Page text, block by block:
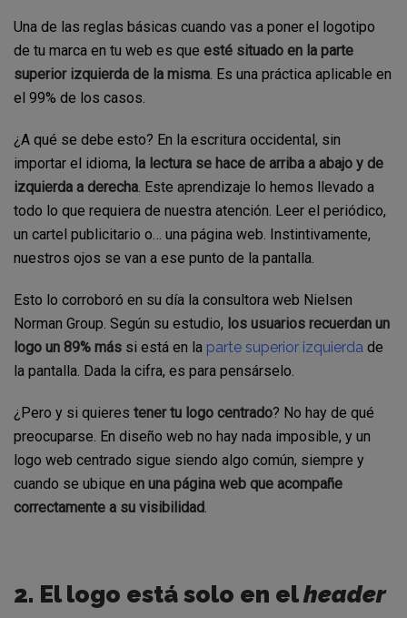
Una de las reglas básicas cuando vas a poner el logotipo
de tu marca en tu web es que esté situado en la parte
superior izquierda de la misma. Es una práctica aplicable en
el 99% de los casos.
¿A qué se debe esto? En la escritura occidental, sin
importar el idioma, la lectura se hace de arriba a abajo y de
izquierda a derecha. Este aprendizaje lo hemos llevado a
todo lo que requiera de nuestra atención. Leer el periódico,
un cartel publicitario o… una página web. Instintivamente,
nuestros ojos se van a ese punto de la pantalla.
Esto lo corroboró en su día la consultora web Nielsen
Norman Group. Según su estudio, los usuarios recuerdan un
logo un 89% más si está en la parte superior izquierda de
la pantalla. Dada la cifra, es para pensárselo.
¿Pero y si quieres tener tu logo centrado? No hay de qué
preocuparse. En diseño web no hay nada imposible, y un
logo web centrado sigue siendo algo común, siempre y
cuando se ubique en una página web que acompañe
correctamente a su visibilidad.
2. El logo está solo en elheader